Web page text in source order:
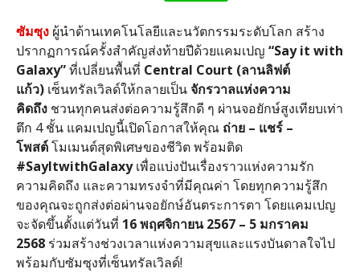
ซัมซุงผู้นำด้านเทคโนโลยีและนวัตกรรมระดับโลก สร้าง
ปรากฏการณ์ครั้งสำคัญส่งท้ายปีด้วยแคมเปญ “Say it with
Galaxy” ที่เปลี่ยนพื้นที่ Central Court (ลานลิฟต์
แก้ว) เซ็นทรัลเวิลด์ให้กลายเป็น จักรวาลแห่งความ
คิดถึง ชวนทุกคนส่งต่อความรู้สึกดี ๆ ผ่านจอยักษ์สูงเทียบเท่า
ตึก 4ชั้น แคมเปญนี้เปิดโอกาสให้คุณ ถ่าย– แชร์–
โพสต์ โมเมนต์สุดพิเศษของชีวิต พร้อมติด
#SayItwithGalaxy เพื่อแบ่งปันเรื่องราวแห่งความรัก
ความคิดถึง และความทรงจำที่มีคุณค่า โดยทุกความรู้สึก
ของคุณจะถูกส่งต่อผ่านจอยักษ์อันตระการตา โดยแคมเปญ
จะจัดขึ้นตั้งแต่วันที่ 16พฤศจิกายน2567 – 5 มกราคม
2568 ร่วมสร้างช่วงเวลาแห่งความสุขและแรงบันดาลใจไป
พร้อมกับซัมซุงที่เซ็นทรัลเวิลด์!